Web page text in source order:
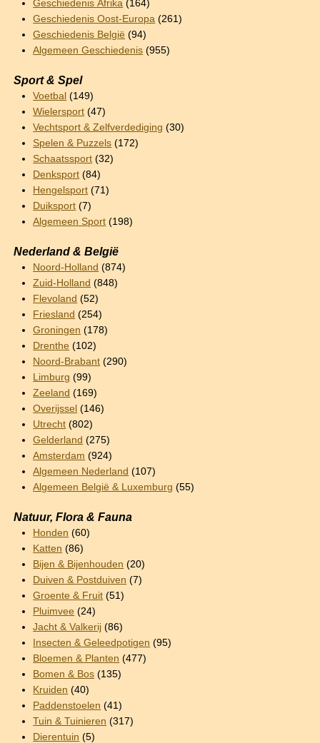
Geschiedenis Afrika (164)
Geschiedenis Oost-Europa (261)
Geschiedenis België (94)
Algemeen Geschiedenis (955)
Sport & Spel
Voetbal (149)
Wielersport (47)
Vechtsport & Zelfverdediging (30)
Spelen & Puzzels (172)
Schaatssport (32)
Denksport (84)
Hengelsport (71)
Duiksport (7)
Algemeen Sport (198)
Nederland & België
Noord-Holland (874)
Zuid-Holland (848)
Flevoland (52)
Friesland (254)
Groningen (178)
Drenthe (102)
Noord-Brabant (290)
Limburg (99)
Zeeland (169)
Overijssel (146)
Utrecht (802)
Gelderland (275)
Amsterdam (924)
Algemeen Nederland (107)
Algemeen België & Luxemburg (55)
Natuur, Flora & Fauna
Honden (60)
Katten (86)
Bijen & Bijenhouden (20)
Duiven & Postduiven (7)
Groente & Fruit (51)
Pluimvee (24)
Jacht & Valkerij (86)
Insecten & Geleedpotigen (95)
Bloemen & Planten (477)
Bomen & Bos (135)
Kruiden (40)
Paddenstoelen (41)
Tuin & Tuinieren (317)
Dierentuin (5)